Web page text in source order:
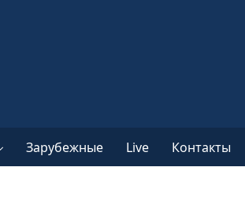
Зарубежные Live Контакты